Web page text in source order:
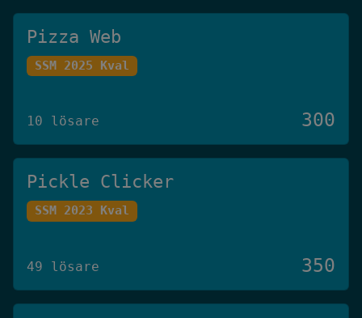
Pizza Web
SSM 2025 Kval
10 lösare 300
Pickle Clicker
SSM 2023 Kval
49 lösare 350